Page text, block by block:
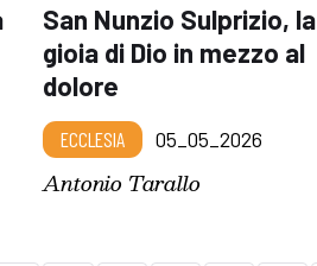
San Nunzio Sulprizio, la
gioia di Dio in mezzo al
dolore
ECCLESIA 05_05_2026
Antonio Tarallo